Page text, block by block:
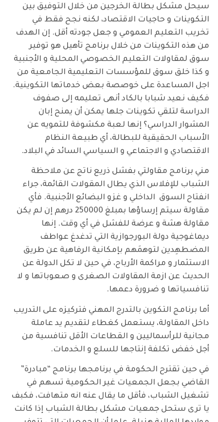
سيحل مشكل بطالة الخرجين من خلال التوفيق بين
التكوينات و حاجيات الاقتصاد، لكنه نجح فقط في
تخريب التعليم العمومي و جعل جودته أقل. إن الهدف
من هذه التكوينات من خلال برنامج تأهيل هو توفير
سوق لمقاولات التعليم الخصوصي المحلية و الأجنبية
و كذا خلق سوق للمؤسسات التعليمية الجامعية من
اجل المساعدة على خوصصة بعض خدماتها التكوينية.
فكيف نعيد شبابا بالكاد أنهى تعليمه إلى صفوف
الدراسة لتلقي تكوينات جلها يمكن أن يمنح إبان
المشوار الدراسي؟ إنها لعبة مكشوفة للتمويه عن
الأسباب الحقيقية للبطالة، أي طبيعة النظام
الاقتصادي و الاجتماعي و السياسي السائد في البلاد.
مني برنامج مقاولتي بفشل ذريع ناتج عن ملاحظة
الشباب للإفلاس الذي يطال المقولات القائمة، جراء
انفتاح السوق الداخلي و غزو البضائع الأجنبية. فأي
مقاولة سيتم إرساؤها بمبلغ 250000 درهم إن لم يكن
مقاولة هشة و عرضة للفشل في أي وقت. إنها
ديماغوجية دولة البورجوازية التي تدغدغ عواطف
المضطهِدين لتوهمَهم بإمكانية الرفاهية عن طريق
الاستثمار و مراكمة الأرباح، في حين لا تكل الدولة عن
الحديث عن ازمة المقاولات الصغرى و صعوباتها و لا
تنافسياتها و ضرورة دعمها.
أما برنامج التكوين بالتدرج المهني فتركيزه على التدريب
داخل المقاولة، يستعمل كغطاء لتقديم يد عاملة
مجانية للرأسماليين و القطاعات الأقل تنافسية من
أجل خفض تكلفة إنتاجها للسلع و الخدمات.
في حين تقترح الحكومة في برنامجها برنامج “مبادرة”
القاضي بجعل الجمعيات غير الحكومية تسهم في
تشغيل الشباب، فأقل ما يقال عنه انه متهافت، فكبف
يا ترى ستحل جمعيات مشكل بطالة الشباب إذا كانت